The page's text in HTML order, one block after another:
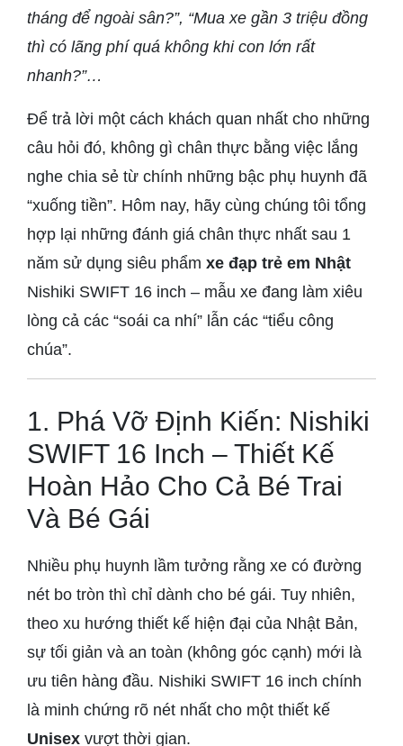
tháng để ngoài sân?”, “Mua xe gần 3 triệu đồng
thì có lãng phí quá không khi con lớn rất
nhanh?”…
Để trả lời một cách khách quan nhất cho những
câu hỏi đó, không gì chân thực bằng việc lắng
nghe chia sẻ từ chính những bậc phụ huynh đã
“xuống tiền”. Hôm nay, hãy cùng chúng tôi tổng
hợp lại những đánh giá chân thực nhất sau 1
năm sử dụng siêu phẩm xe đạp trẻ em Nhật
Nishiki SWIFT 16 inch – mẫu xe đang làm xiêu
lòng cả các “soái ca nhí” lẫn các “tiểu công
chúa”.
1. Phá Vỡ Định Kiến: Nishiki
SWIFT 16 Inch – Thiết Kế
Hoàn Hảo Cho Cả Bé Trai
Và Bé Gái
Nhiều phụ huynh lầm tưởng rằng xe có đường
nét bo tròn thì chỉ dành cho bé gái. Tuy nhiên,
theo xu hướng thiết kế hiện đại của Nhật Bản,
sự tối giản và an toàn (không góc cạnh) mới là
ưu tiên hàng đầu. Nishiki SWIFT 16 inch chính
là minh chứng rõ nét nhất cho một thiết kế
Unisex vượt thời gian.